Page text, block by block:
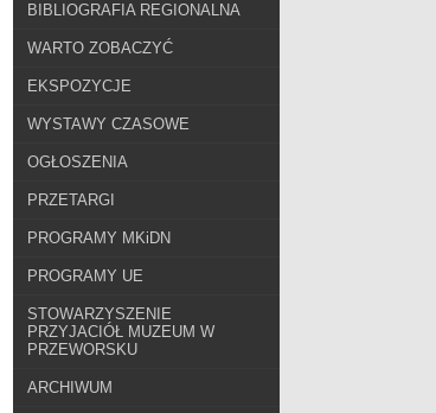
BIBLIOGRAFIA REGIONALNA
WARTO ZOBACZYĆ
EKSPOZYCJE
WYSTAWY CZASOWE
OGŁOSZENIA
PRZETARGI
PROGRAMY MKiDN
PROGRAMY UE
STOWARZYSZENIE
PRZYJACIÓŁ MUZEUM W
PRZEWORSKU
ARCHIWUM